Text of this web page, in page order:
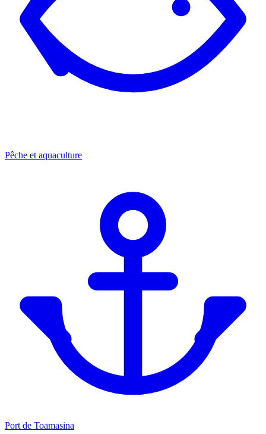
Pêche et aquaculture
Port de Toamasina